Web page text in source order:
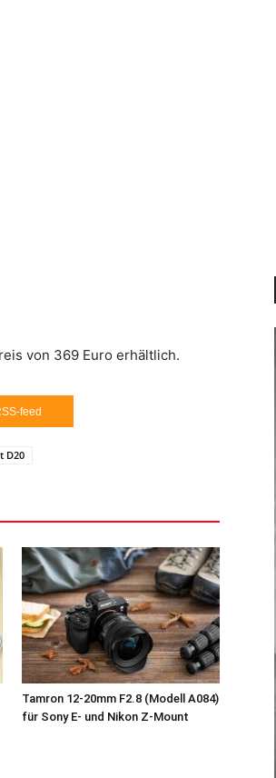
von 369 Euro erhältlich.
feed
D20
Tamron 12-20mm F2.8 (Modell A084)
für Sony E- und Nikon Z-Mount